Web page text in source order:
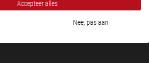
Accepteer alles
Nee, pas aan